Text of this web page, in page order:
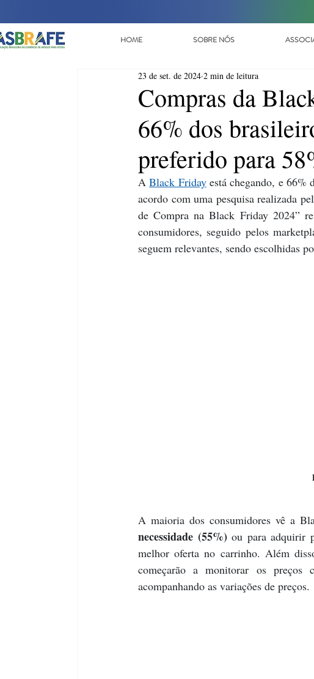
HOME SOBRE NÓS
Compras da
66% dos
preferido para
23 de set. de 2024 2 min de leitura
A Black Friday está chegando, e 66%
acordo com uma pesquisa realizada
de Compra na Black Friday 2024”
consumidores, seguido pelos
seguem relevantes, sendo escolhidas
A maioria dos consumidores vê a
necessidade (55%) ou para adquirir
melhor oferta no carrinho. Além
começarão a monitorar os preços
acompanhando as variações de preços.